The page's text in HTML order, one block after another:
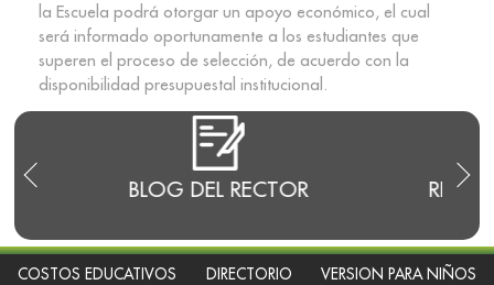
BLOG DEL RECTOR
la Escuela podrá otorgar un apoyo económico, el cual
será informado oportunamente a los estudiantes que
superen el proceso de selección, de acuerdo con la
disponibilidad presupuestal institucional.
COSTOS EDUCATIVOS DIRECTORIO
VERSION PARA NIÑOS